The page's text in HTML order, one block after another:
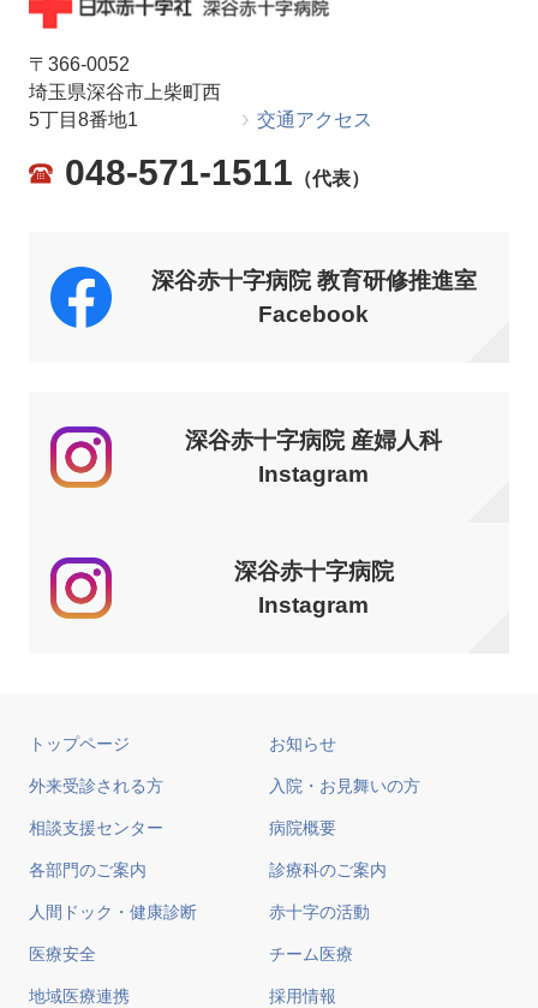
〒366-0052
埼玉県深谷市上柴町西
5丁目8番地1
交通アクセス
048-571-1511 （代表）
深谷赤十字病院 教育研修推進室
Facebook
深谷赤十字病院 産婦人科
Instagram
深谷赤十字病院
Instagram
トップページ お知らせ
外来受診される方 入院・お見舞いの方
相談支援センター 病院概要
各部門のご案内 診療科のご案内
人間ドック・健康診断 赤十字の活動
医療安全 チーム医療
地域医療連携 採用情報